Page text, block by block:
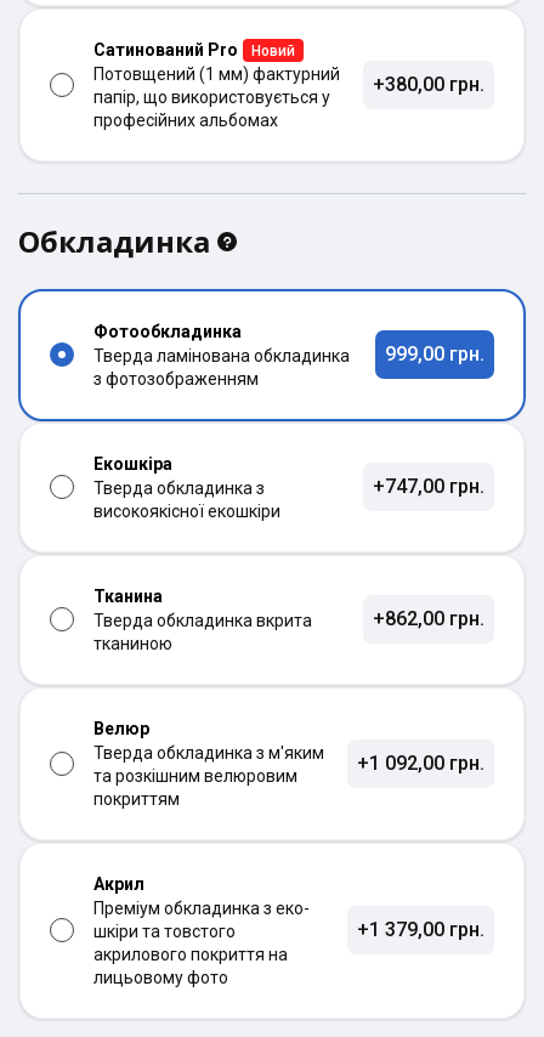
Сатинований Pro Новий
Потовщений (1 мм) фактурний
папір, що використовується у
професійних альбомах
+380,00 грн.
Обкладинка
Фотообкладинка
Тверда ламінована обкладинка
з фотозображенням
999,00 грн.
Екошкіра
Тверда обкладинка з
високоякісної екошкіри
+747,00 грн.
Тканина
Тверда обкладинка вкрита
тканиною
+862,00 грн.
Велюр
Тверда обкладинка з м'яким
та розкішним велюровим
покриттям
+1 092,00 грн.
Акрил
Преміум обкладинка з еко-
шкіри та товстого
акрилового покриття на
лицьовому фото
+1 379,00 грн.